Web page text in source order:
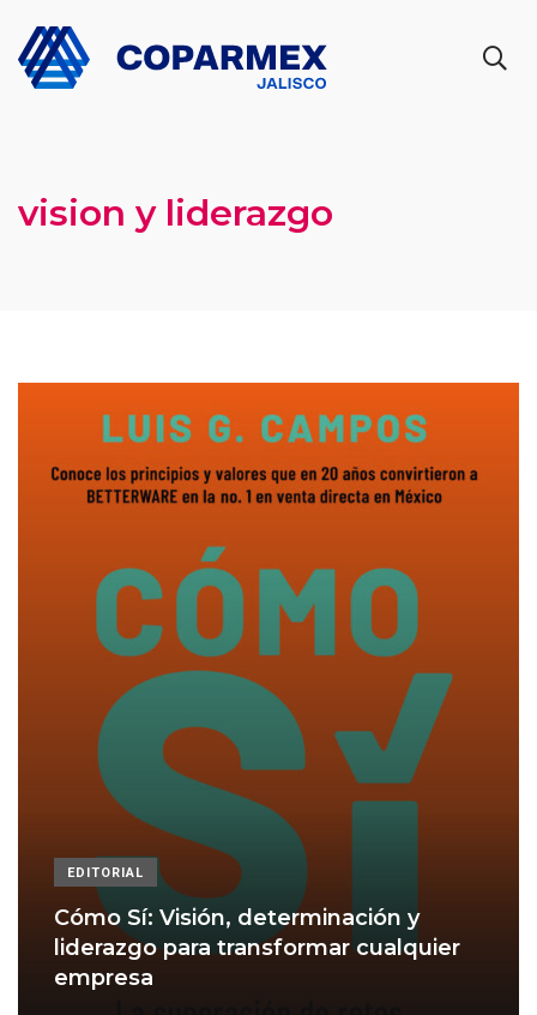
vision y liderazgo
EDITORIAL
Cómo Sí: Visión, determinación y
liderazgo para transformar cualquier
empresa